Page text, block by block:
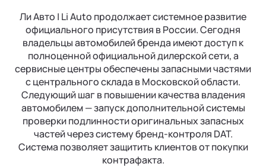
Ли Л6 | Li L6
Городской 5-местный кроссовер
Подробнее
Авто в наличии
КОРПОРАТИВНЫЕ ПРОДАЖИ
Корпоративным клиентам
Лизинг
ФИНАНСЫ И УСЛУГИ
Финансовые программы
Гарантия
Страховая гарантия
Руководства по эксплуатации
Безопасность
Акустический комфорт (NVH)
Интеллектуальные ассистенты
Обновление ПО
Операционная система
Вопрос | ответ
СОТРУДНИЧЕСТВО
Контакты
Ли Авто | Li Auto продолжает системное развитие
официального присутствия в России. Сегодня
владельцы автомобилей бренда имеют доступ к
полноценной официальной дилерской сети, а
сервисные центры обеспечены запасными частями
с центрального склада в Московской области.
Следующий шаг в повышении качества владения
автомобилем — запуск дополнительной системы
проверки подлинности оригинальных запасных
частей через систему бренд-контроля DAT.
Система позволяет защитить клиентов от покупки
контрафакта.